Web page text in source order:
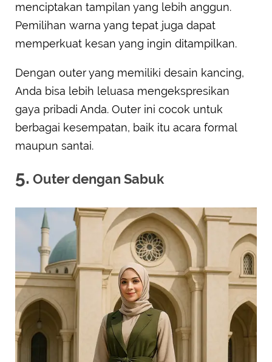
menciptakan tampilan yang lebih anggun.
Pemilihan warna yang tepat juga dapat
memperkuat kesan yang ingin ditampilkan.
Dengan outer yang memiliki desain kancing,
Anda bisa lebih leluasa mengekspresikan
gaya pribadi Anda. Outer ini cocok untuk
berbagai kesempatan, baik itu acara formal
maupun santai.
5. Outer dengan Sabuk